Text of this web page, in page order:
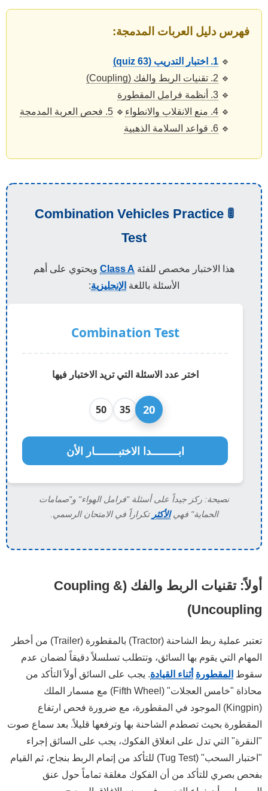
فهرس دليل العربات المدمجة:
🔹 1. اختبار التدريب (quiz 63)
🔹 2. تقنيات الربط والفك (Coupling)
🔹 3. أنظمة فرامل المقطورة
🔹 4. منع الانقلاب والانطواء 🔹 5. فحص العربة المدمجة
🔹 6. قواعد السلامة الذهبية
🚦 Combination Vehicles Practice
Test
هذا الاختبار مخصص للفئة Class A ويحتوي على أهم
الأسئلة باللغة الإنجليزية:
Combination Test
اختر عدد الاسئلة التي تريد الاختبار فيها
20
35
50
ابـــــــــدا الاختبــــــــار الأن
the most important thing to do to prevent a rollover?
likely to turn over due to the crack-the-whip effect?
you steer gently and smoothly when pulling trailers?
What is off-tracking (or cheating)?
Which type of vehicle has the most off-tracking?
how do you steer to make the trailer go to the left?
What is a trailer jackknife?
How do you stop a trailer skid (jackknife)?
does the trailer air supply control (yellow knob) do?
نصيحة: ركز جيداً على أسئلة "فرامل الهواء" و"صمامات
الحماية" فهيالأكثر تكراراً في الامتحان الرسمي.
أولاً: تقنيات الربط والفك (Coupling &
Uncoupling)
تعتبر عملية ربط الشاحنة (Tractor) بالمقطورة (Trailer) من أخطر
المهام التي يقوم بها السائق، وتتطلب تسلسلاً دقيقاً لضمان عدم
سقوط المقطورة أثناء القيادة. يجب على السائق أولاً التأكد من
محاذاة "خامس العجلات" (Fifth Wheel) مع مسمار الملك
(Kingpin) الموجود في المقطورة، مع ضرورة فحص ارتفاع
المقطورة بحيث تصطدم الشاحنة بها وترفعها قليلاً. بعد سماع صوت
"النقرة" التي تدل على انغلاق الفكوك، يجب على السائق إجراء
"اختبار السحب" (Tug Test) للتأكد من إتمام الربط بنجاح، ثم القيام
بفحص بصري للتأكد من أن الفكوك مغلقة تماماً حول عنق